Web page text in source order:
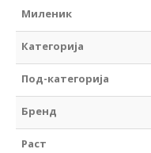
Миленик
Категорија
Под-категорија
Бренд
Раст